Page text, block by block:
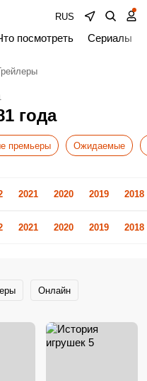
RUS
посмотреть Сериалы
года
премьеры Ожидаемые
2021 2020 2019 2018
2021 2020 2019 2018
Онлайн